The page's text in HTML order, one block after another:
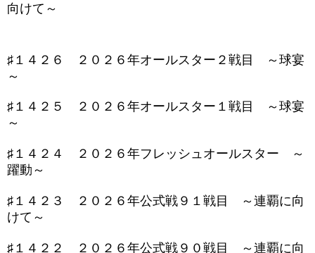
向けて～
♯１４２６ ２０２６年オールスター２戦目 ～球宴
～
♯１４２５ ２０２６年オールスター１戦目 ～球宴
～
♯１４２４ ２０２６年フレッシュオールスター ～
躍動～
♯１４２３ ２０２６年公式戦９１戦目 ～連覇に向
けて～
♯１４２２ ２０２６年公式戦９０戦目 ～連覇に向